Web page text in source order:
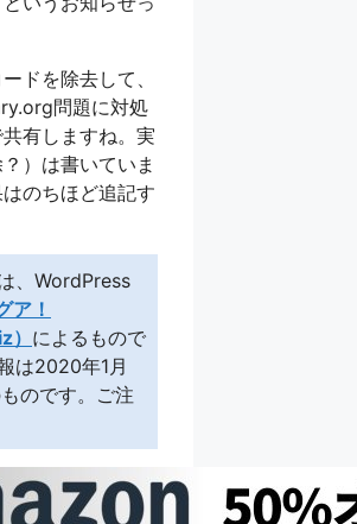
ドを除去して、
問題に対処
有しますね。実
）は書いていま
のちほど追記す
、WordPress
ア！
） によるもので
は2020年1月
のです。ご注